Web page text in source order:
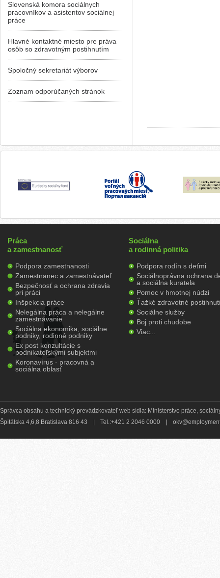
Slovenská komora sociálnych
pracovníkov a asistentov sociálnej
práce
Hlavné kontaktné miesto pre práva
osôb so zdravotným postihnutím
Spoločný sekretariát výborov
Zoznam odporúčaných stránok
Práca
a zamestnanosť
Podpora zamestnanosti
Zamestnanec a zamestnávateľ
Bezpečnosť a ochrana zdravia
pri práci
Inšpekcia práce
Nelegálna práca a nelegálne
zamestnávanie
Sociálna ekonomika, sociálne
podniky, rodinné podniky
Ex post konzultácie s
podnikateľskými subjektmi
Koronavírus - pracovná a
sociálna oblasť
Sociálna
a rodinná politika
Podpora rodín s deťmi
Sociálnoprávna ochrana
a sociálna kuratela
Pomoc v hmotnej núdzi
Ťažké zdravotné
Sociálne služby
Boj proti chudobe
Viac...
Správca obsahu a technický prevádzkovateľ web sídla: Ministerstvo práce,
Špitálska 4,6,8 Bratislava 816 43
Tel.:+421 2 2046 0000